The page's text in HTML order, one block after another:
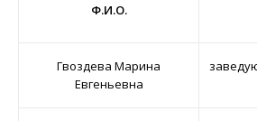
Ф.И.О.
Гвоздева Марина
Евгеньевна